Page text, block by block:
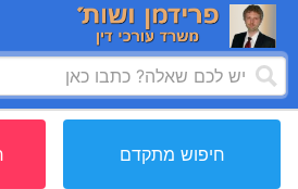
חיפוש מתקדם